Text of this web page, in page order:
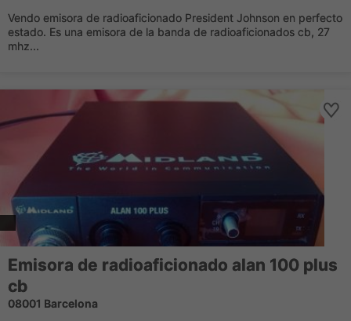
Vendo emisora de radioaficionado President Johnson en perfecto
estado. Es una emisora de la banda de radioaficionados cb, 27
mhz...
Emisora de radioaficionado alan 100 plus
cb
08001 Barcelona